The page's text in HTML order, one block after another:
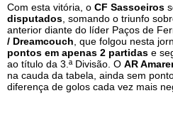
Com esta vitória, o CF Sassoeiros
disputados , somando o triunfo
anterior diante do líder Paços de
/ Dreamcouch , que folgou nesta
pontos em apenas 2 partidas e
ao título da 3.ª Divisão. O AR
na cauda da tabela, ainda sem
diferença de golos cada vez mais